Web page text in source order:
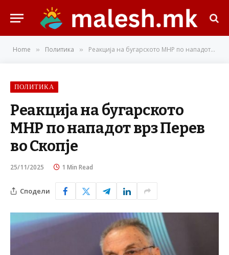
Home » Политика » Реакција на бугарското МНР по нападот врз Перев во Скопје
ПОЛИТИКА
Реакција на бугарското
МНР по нападот врз Перев
во Скопје
25/11/2025 1 Min Read
Сподели